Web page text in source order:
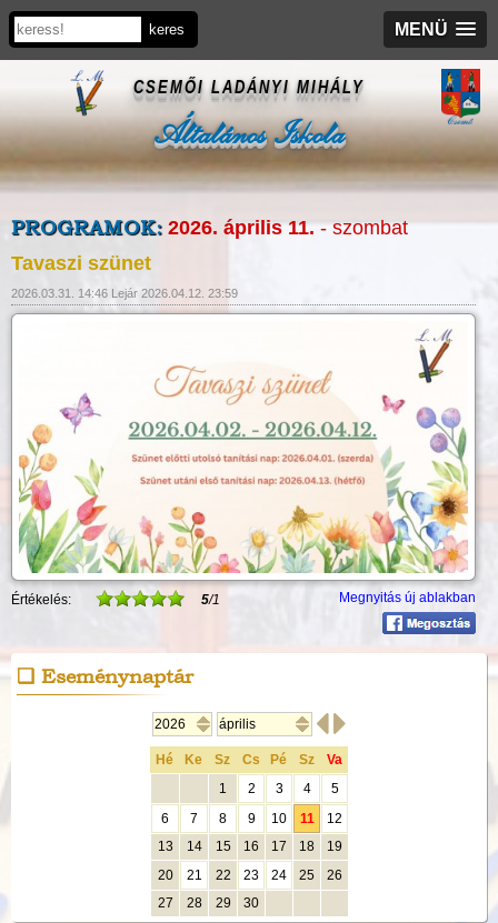
MENÜ
CSEMŐI LADÁNYI MIHÁLY
Általános Iskola
PROGRAMOK: 2026. április 11.- szombat
Tavaszi szünet
2026.03.31. 14:46 Lejár 2026.04.12. 23:59
Értékelés: 5/1 Megnyitás új ablakban
Eseménynaptár

Hé Ke Sz Cs Pé Sz
Va
1
2 3 4
5
6
7 8 9 10 11
12
13
14 15 16 17 18
19
20
21 22 23 24 25
26
27
28 29 30